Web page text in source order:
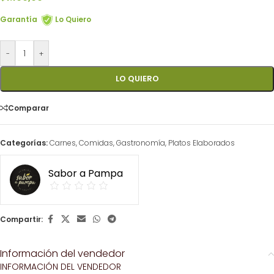
Garantía Lo Quiero
- +
LO QUIERO
Comparar
Categorías:Carnes,Comidas,Gastronomía, Platos Elaborados
Sabor a Pampa
Compartir:
Información del vendedor
INFORMACIÓN DEL VENDEDOR